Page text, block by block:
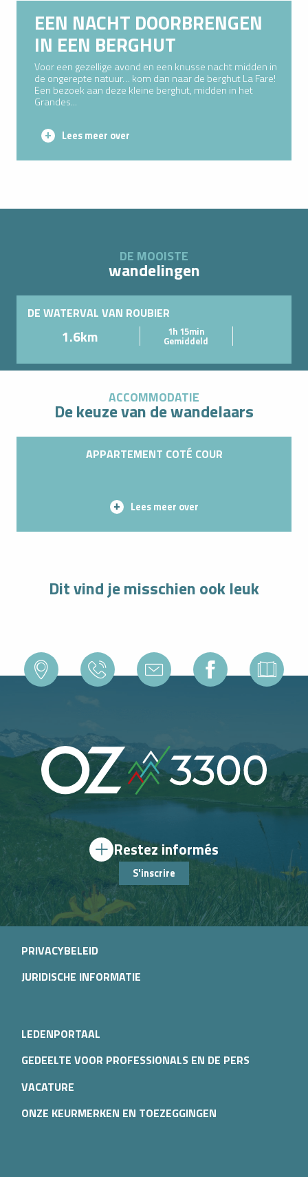
EEN NACHT DOORBRENGEN
IN EEN BERGHUT
Voor een gezellige avond en een knusse nacht midden in
de ongerepte natuur… kom dan naar de berghut La Fare!
Een bezoek aan deze kleine berghut, midden in het
Grandes...
Lees meer over
DE MOOISTE
wandelingen
DE WATERVAL VAN ROUBIER
1.6km 1h 15min
Gemiddeld
ACCOMMODATIE
De keuze van de wandelaars
APPARTEMENT COTÉ COUR
Lees meer over
Dit vind je misschien ook leuk
Restez informés
S'inscrire
PRIVACYBELEID
JURIDISCHE INFORMATIE
LEDENPORTAAL
GEDEELTE VOOR PROFESSIONALS EN DE PERS
VACATURE
ONZE KEURMERKEN EN TOEZEGGINGEN